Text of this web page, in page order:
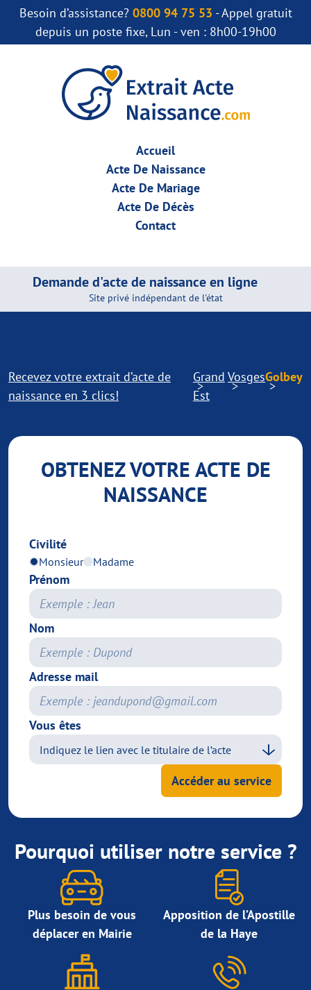
Besoin d’assistance? 0800 94 75 53 - Appel gratuit
depuis un poste fixe, Lun - ven : 8h00-19h00
Accueil
Acte De Naissance
Acte De Mariage
Acte De Décès
Contact
Demande d'acte de naissance en ligne
Site privé indépendant de l'état
Recevez votre extrait d’acte de
naissance en 3 clics!
Grand
Est
VosgesGolbey
OBTENEZ VOTRE ACTE DE
NAISSANCE
Civilité
Monsieur Madame
Prénom
Nom
Adresse mail
Vous êtes
Accéder au service
Pourquoi utiliser notre service ?
Plus besoin de vous
déplacer en Mairie
Apposition de l’Apostille
de la Haye